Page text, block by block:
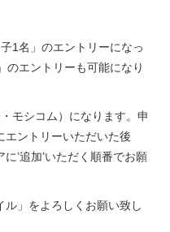
1名」のエントリーになっ
のエントリーも可能になり
モシコム）になります。申
エントリーいただいた後
’追加’いただく順番でお願
」をよろしくお願い致し